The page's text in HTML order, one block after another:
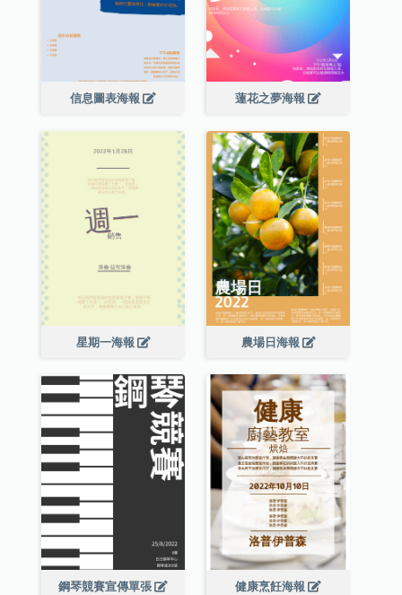
信息圖表海報 蓮花之夢海報
星期一海報 農場日海報
鋼琴競賽宣傳單張 健康烹飪海報